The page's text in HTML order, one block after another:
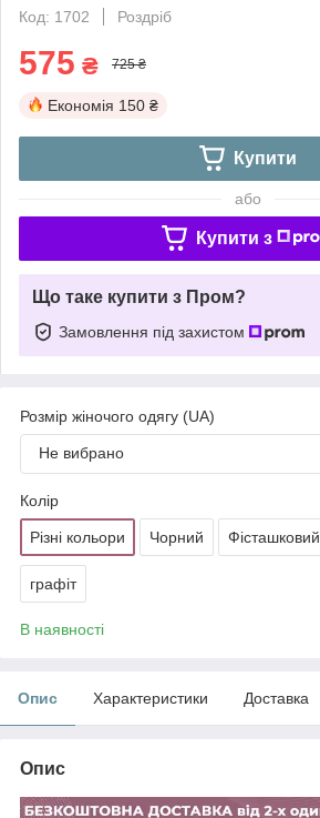
Код: 1702
Роздріб
575 ₴ 725 ₴
Економія 150 ₴
Купити
або
Купити з
Що таке купити з Пром?
Замовлення під захистом
Розмір жіночого одягу (UA)
Не вибрано
Колір
Різні кольори Чорний Фісташковий
графіт
В наявності
Опис Характеристики Доставка
Опис